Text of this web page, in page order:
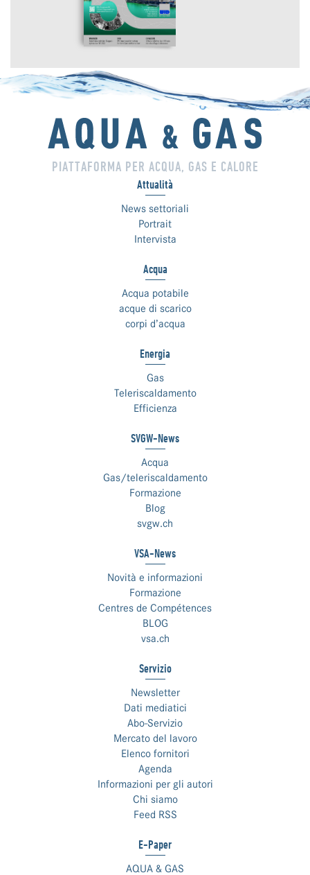
PIATTAFORMA PER ACQUA, GAS E CALORE
Attualità
News settoriali
Portrait
Intervista
Acqua
Acqua potabile
acque di scarico
corpi d’acqua
Energia
Gas
Teleriscaldamento
Efficienza
SVGW-News
Acqua
Gas/teleriscaldamento
Formazione
Blog
svgw.ch
VSA-News
Novità e informazioni
Formazione
Centres de Compétences
BLOG
vsa.ch
Servizio
Newsletter
Dati mediatici
Abo-Servizio
Mercato del lavoro
Elenco fornitori
Agenda
Informazioni per gli autori
Chi siamo
Feed RSS
E-Paper
AQUA & GAS